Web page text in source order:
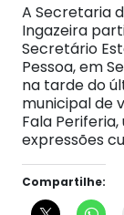
A Secretaria
Ingazeira
Secretário
Pessoa, em
na tarde do
municipal de
Fala
expressões
Compartilhe: